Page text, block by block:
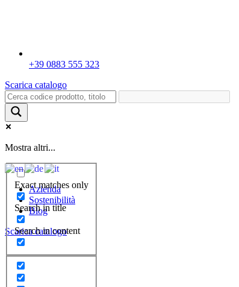
+39 0883 555 323
Scarica catalogo
Mostra altri...
Exact matches only
Search in title
Search in content
Azienda
Sostenibilità
Blog
Scarica catalogo